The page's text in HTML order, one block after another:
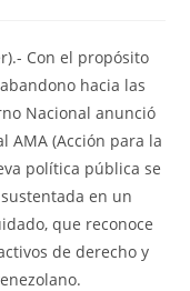
Con el propósito
hacia las
Nacional anunció
AMA (Acción para la
política pública se
en un
que reconoce
de derecho y